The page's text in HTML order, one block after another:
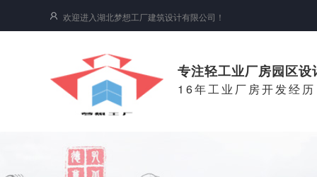
欢迎进入湖北梦想工厂建筑设计有限公司！
专注轻工业厂房园区设
16年工业厂房开发经历